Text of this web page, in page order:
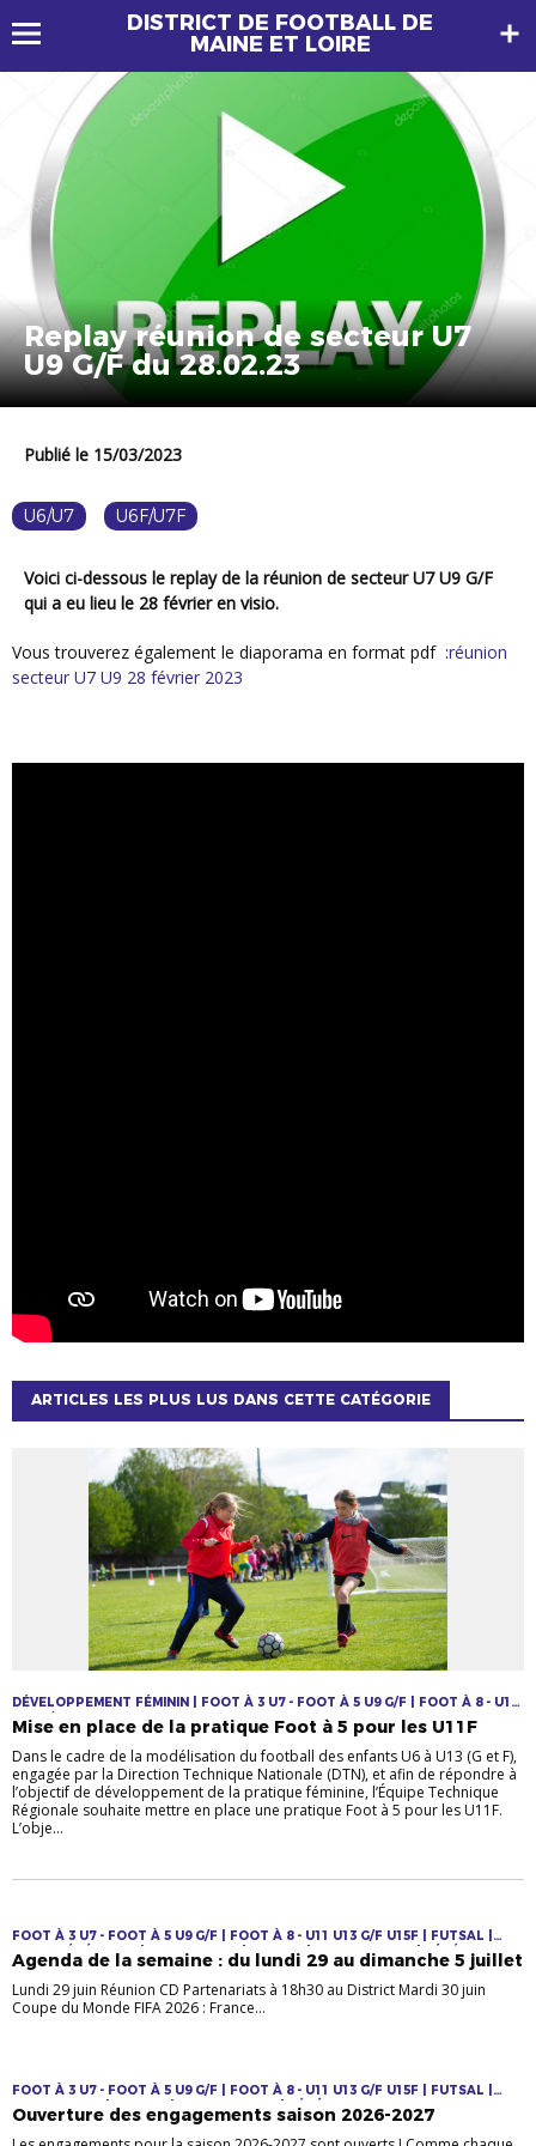
DISTRICT DE FOOTBALL DE
MAINE ET LOIRE
Replay réunion de secteur U7
U9 G/F du 28.02.23
Publié le 15/03/2023
U6/U7 U6F/U7F
Voici ci-dessous le replay de la réunion de secteur U7 U9 G/F
qui a eu lieu le 28 février en visio.
Vous trouverez également le diaporama en format pdf :réunion
secteur U7 U9 28 février 2023
ARTICLES LES PLUS LUS DANS CETTE CATÉGORIE
DÉVELOPPEMENT FÉMININ | FOOT À 3 U7 - FOOT À 5 U9 G/F | FOOT À 8 - U11
U13 G/F U15F
Mise en place de la pratique Foot à 5 pour les U11F
Dans le cadre de la modélisation du football des enfants U6 à U13 (G et F),
engagée par la Direction Technique Nationale (DTN), et afin de répondre à
l’objectif de développement de la pratique féminine, l’Équipe Technique
Régionale souhaite mettre en place une pratique Foot à 5 pour les U11F.
L’obje...
FOOT À 3 U7 - FOOT À 5 U9 G/F | FOOT À 8 - U11 U13 G/F U15F | FUTSAL |
INFOS GÉNÉRALES | JEUNES F & M | LOISIRS | SENIORS F & M | VÉTÉRANS
Agenda de la semaine : du lundi 29 au dimanche 5 juillet
Lundi 29 juin Réunion CD Partenariats à 18h30 au District Mardi 30 juin
Coupe du Monde FIFA 2026 : France...
FOOT À 3 U7 - FOOT À 5 U9 G/F | FOOT À 8 - U11 U13 G/F U15F | FUTSAL |
JEUNES F & M | LOISIRS | SENIORS F & M | VÉTÉRANS
Ouverture des engagements saison 2026-2027